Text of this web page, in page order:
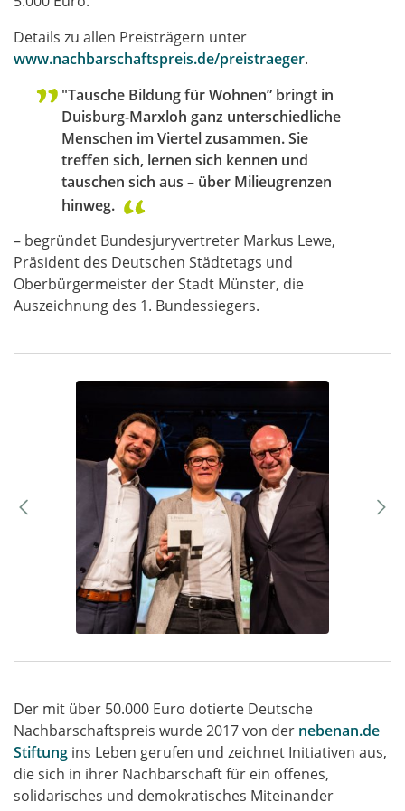
Details zu allen Preisträgern unter
www.nachbarschaftspreis.de/preistraeger.
"Tausche Bildung für Wohnen” bringt in
Duisburg-Marxloh ganz unterschiedliche
Menschen im Viertel zusammen. Sie
treffen sich, lernen sich kennen und
tauschen sich aus – über Milieugrenzen
hinweg.
– begründet Bundesjuryvertreter Markus Lewe,
Präsident des Deutschen Städtetags und
Oberbürgermeister der Stadt Münster, die
Auszeichnung des 1. Bundessiegers.
Der mit über 50.000 Euro dotierte Deutsche
Nachbarschaftspreis wurde 2017 von der nebenan.de
Stiftung ins Leben gerufen und zeichnet Initiativen aus,
die sich in ihrer Nachbarschaft für ein offenes,
solidarisches und demokratisches Miteinander